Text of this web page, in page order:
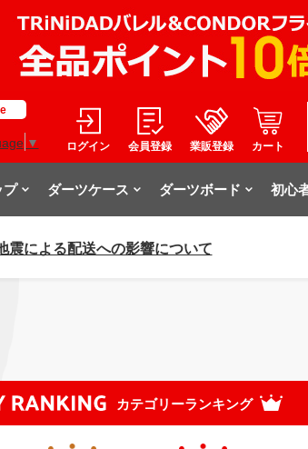
▼ ログイン 会員登録 業販登録 カート
プ ダーツケース ダーツボード 初心
震による配送への影響について
カテゴリーランキング